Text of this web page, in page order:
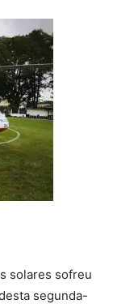
solares sofreu
segunda-